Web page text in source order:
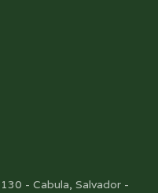
- Cabula, Salvador -